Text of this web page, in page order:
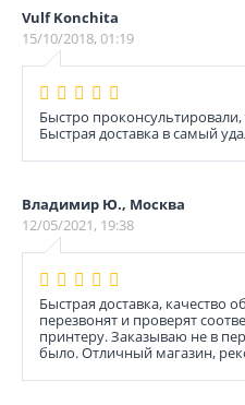
Vulf Konchita
15/10/2018, 01:19
Быстро
Быстрая доставка в самый
Владимир Ю., Москва
12/05/2021, 19:38
Быстрая доставка, качество
перезвонят и проверят
принтеру. Заказываю не в
было. Отличный магазин,